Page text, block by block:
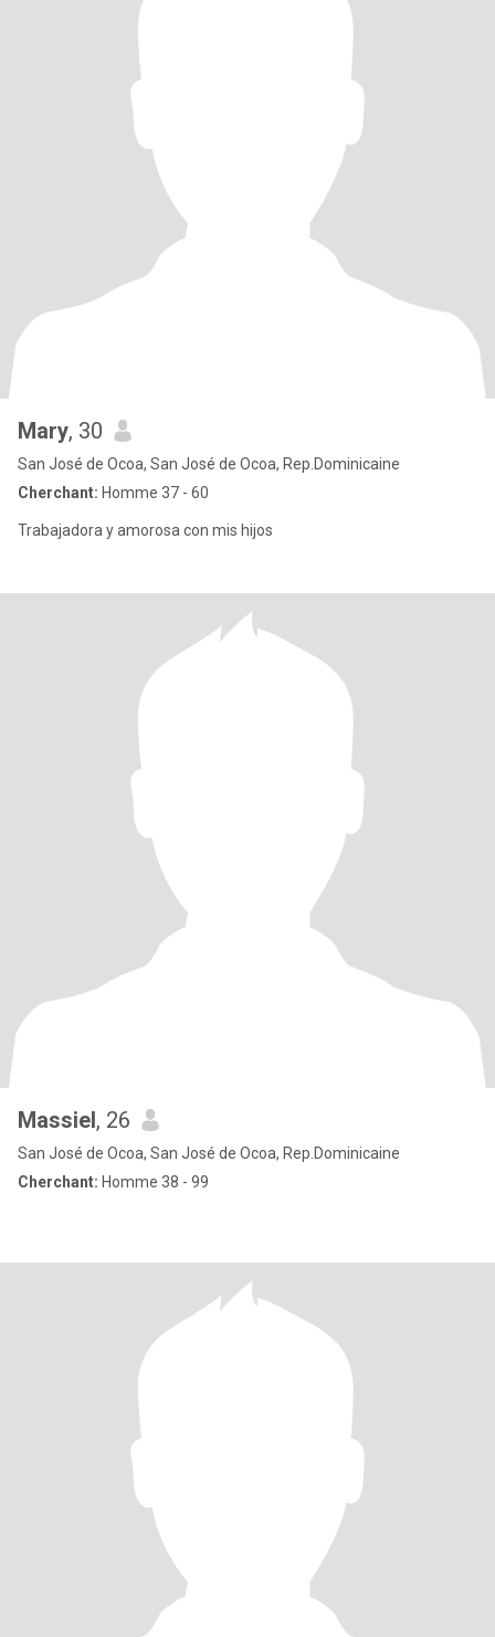
Mary, 30
San José de Ocoa, San José de Ocoa, Rep.Dominicaine
Cherchant: Homme 37 - 60
Trabajadora y amorosa con mis hijos
Massiel, 26
San José de Ocoa, San José de Ocoa, Rep.Dominicaine
Cherchant: Homme 38 - 99